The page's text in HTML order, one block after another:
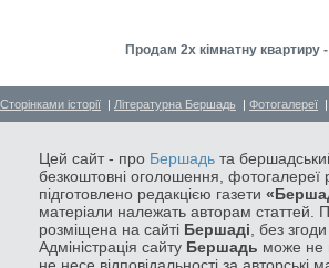
Продам 2х кімнатну
Сторінками історії | Літературна Бершадь | Фотогалереї
Цей сайт - про Бершадь та
безкоштовні оголошення, фотогалереї
підготовлено редакцією газети
матеріали належать авторам статтей.
розміщена на сайті Бершаді , без
Адміністрація сайту Бершадь може не